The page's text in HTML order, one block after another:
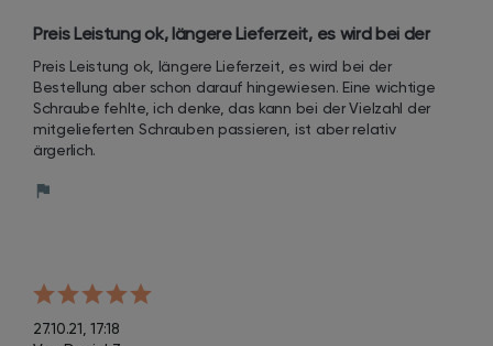
Preis Leistung ok, längere Lieferzeit, es wird bei der
Bestellung aber schon darauf hingewiesen.
Preis Leistung ok, längere Lieferzeit, es wird bei der
Bestellung aber schon darauf hingewiesen. Eine wichtige
Schraube fehlte, ich denke, das kann bei der Vielzahl der
mitgelieferten Schrauben passieren, ist aber relativ
ärgerlich.
27.10.21, 17:18